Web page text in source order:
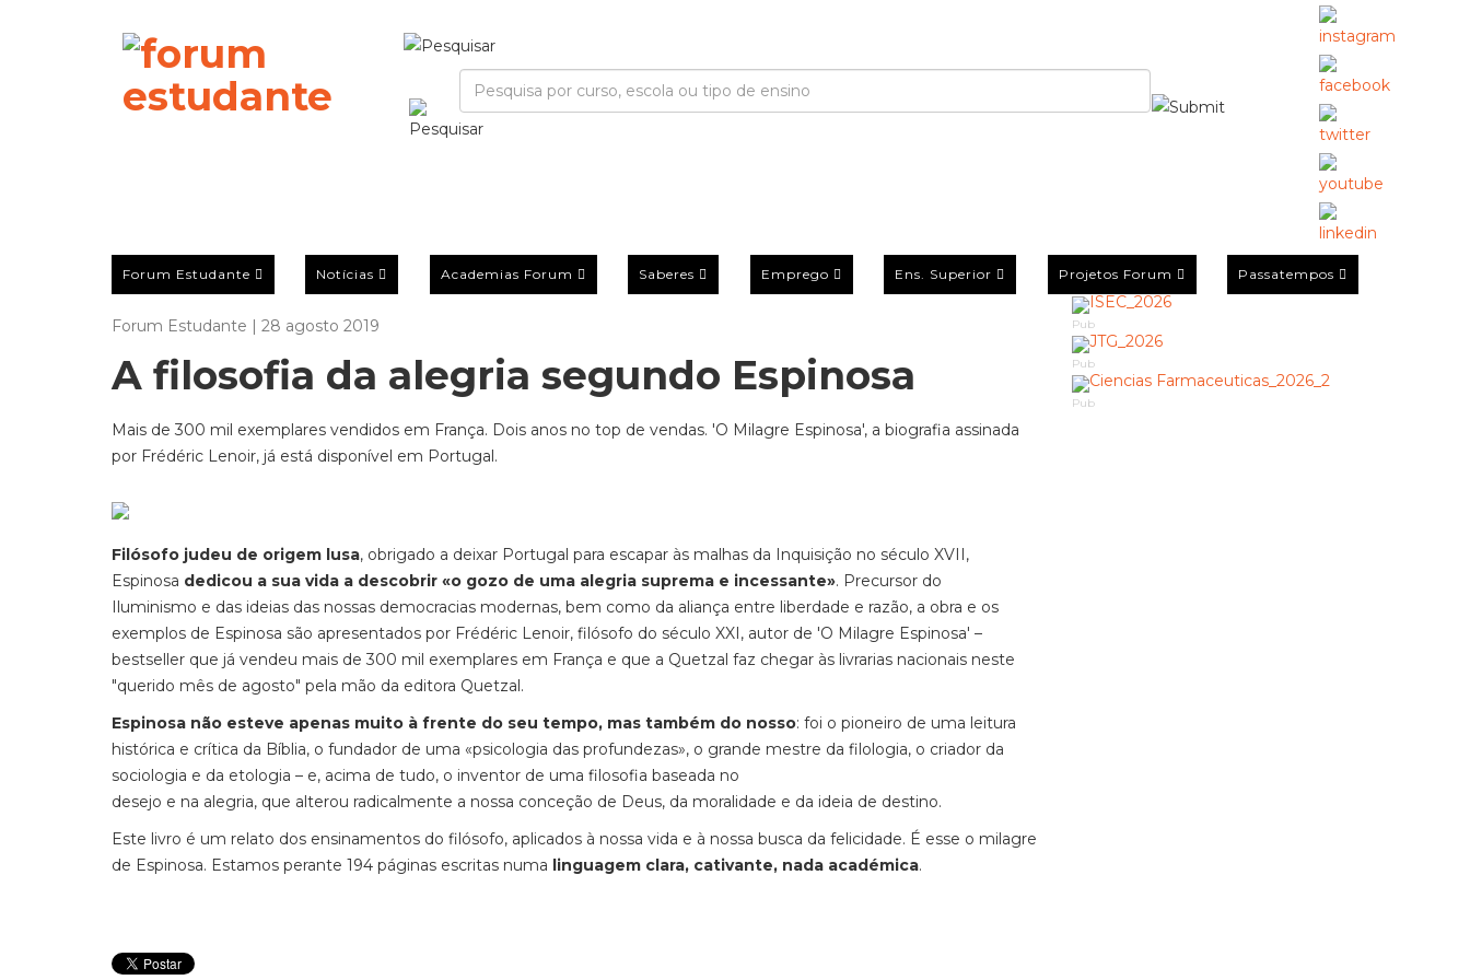
Forum Estudante Notícias Academias Forum Saberes Emprego Ens. Superior Projetos Forum Passatempos
Forum Estudante | 28 agosto 2019
A filosofia da alegria segundo Espinosa
Mais de 300 mil exemplares vendidos em França. Dois anos no top de vendas. 'O Milagre Espinosa', a biografia assinada
por Frédéric Lenoir, já está disponível em Portugal.
Filósofo judeu de origem lusa, obrigado a deixar Portugal para escapar às malhas da Inquisição no século XVII,
Espinosa dedicou a sua vida a descobrir «o gozo de uma alegria suprema e incessante». Precursor do
Iluminismo e das ideias das nossas democracias modernas, bem como da aliança entre liberdade e razão, a obra e os
exemplos de Espinosa são apresentados por Frédéric Lenoir, filósofo do século XXI, autor de 'O Milagre Espinosa' –
bestseller que já vendeu mais de 300 mil exemplares em França e que a Quetzal faz chegar às livrarias nacionais neste
"querido mês de agosto" pela mão da editora Quetzal.
Espinosa não esteve apenas muito à frente do seu tempo, mas também do nosso: foi o pioneiro de uma leitura
histórica e crítica da Bíblia, o fundador de uma «psicologia das profundezas», o grande mestre da filologia, o criador da
sociologia e da etologia – e, acima de tudo, o inventor de uma filosofia baseada no
desejo e na alegria, que alterou radicalmente a nossa conceção de Deus, da moralidade e da ideia de destino.
Este livro é um relato dos ensinamentos do filósofo, aplicados à nossa vida e à nossa busca da felicidade. É esse o milagre
de Espinosa. Estamos perante 194 páginas escritas numa linguagem clara, cativante, nada académica.
Pub
Pub
Pub